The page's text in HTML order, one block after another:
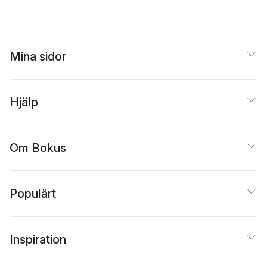
Mina sidor
Hjälp
Om Bokus
Populärt
Inspiration